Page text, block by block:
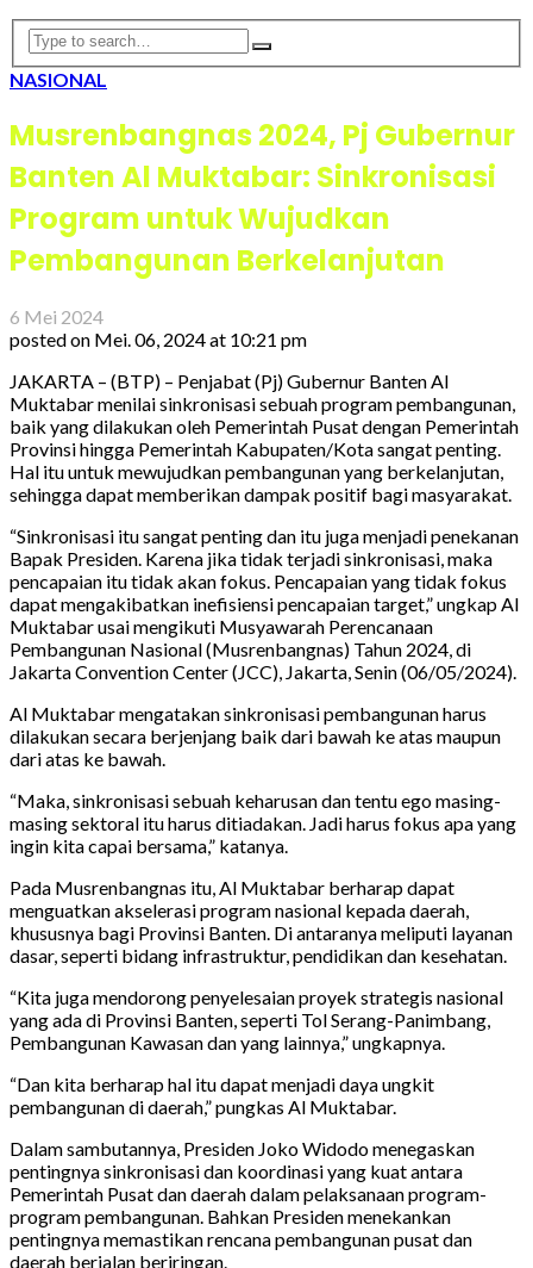
NASIONAL
Musrenbangnas 2024, Pj Gubernur
Banten Al Muktabar: Sinkronisasi
Program untuk Wujudkan
Pembangunan Berkelanjutan
6 Mei 2024
posted on Mei. 06, 2024 at 10:21 pm
JAKARTA – (BTP) – Penjabat (Pj) Gubernur Banten Al
Muktabar menilai sinkronisasi sebuah program pembangunan,
baik yang dilakukan oleh Pemerintah Pusat dengan Pemerintah
Provinsi hingga Pemerintah Kabupaten/Kota sangat penting.
Hal itu untuk mewujudkan pembangunan yang berkelanjutan,
sehingga dapat memberikan dampak positif bagi masyarakat.
“Sinkronisasi itu sangat penting dan itu juga menjadi penekanan
Bapak Presiden. Karena jika tidak terjadi sinkronisasi, maka
pencapaian itu tidak akan fokus. Pencapaian yang tidak fokus
dapat mengakibatkan inefisiensi pencapaian target,” ungkap Al
Muktabar usai mengikuti Musyawarah Perencanaan
Pembangunan Nasional (Musrenbangnas) Tahun 2024, di
Jakarta Convention Center (JCC), Jakarta, Senin (06/05/2024).
Al Muktabar mengatakan sinkronisasi pembangunan harus
dilakukan secara berjenjang baik dari bawah ke atas maupun
dari atas ke bawah.
“Maka, sinkronisasi sebuah keharusan dan tentu ego masing-
masing sektoral itu harus ditiadakan. Jadi harus fokus apa yang
ingin kita capai bersama,” katanya.
Pada Musrenbangnas itu, Al Muktabar berharap dapat
menguatkan akselerasi program nasional kepada daerah,
khususnya bagi Provinsi Banten. Di antaranya meliputi layanan
dasar, seperti bidang infrastruktur, pendidikan dan kesehatan.
“Kita juga mendorong penyelesaian proyek strategis nasional
yang ada di Provinsi Banten, seperti Tol Serang-Panimbang,
Pembangunan Kawasan dan yang lainnya,” ungkapnya.
“Dan kita berharap hal itu dapat menjadi daya ungkit
pembangunan di daerah,” pungkas Al Muktabar.
Dalam sambutannya, Presiden Joko Widodo menegaskan
pentingnya sinkronisasi dan koordinasi yang kuat antara
Pemerintah Pusat dan daerah dalam pelaksanaan program-
program pembangunan. Bahkan Presiden menekankan
pentingnya memastikan rencana pembangunan pusat dan
daerah berjalan beriringan.